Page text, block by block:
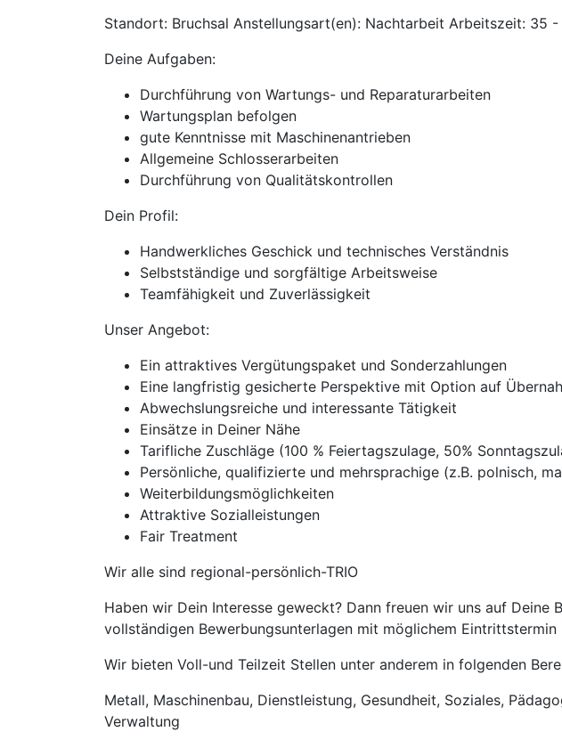
Standort: Bruchsal Anstellungsart(en): Nachtarbeit Arbeitszeit: 35
Deine Aufgaben:
Durchführung von Wartungs- und Reparaturarbeiten
Wartungsplan befolgen
gute Kenntnisse mit Maschinenantrieben
Allgemeine Schlosserarbeiten
Durchführung von Qualitätskontrollen
Dein Profil:
Handwerkliches Geschick und technisches Verständnis
Selbstständige und sorgfältige Arbeitsweise
Teamfähigkeit und Zuverlässigkeit
Unser Angebot:
Ein attraktives Vergütungspaket und Sonderzahlungen
Eine langfristig gesicherte Perspektive mit Option auf
Abwechslungsreiche und interessante Tätigkeit
Einsätze in Deiner Nähe
Tarifliche Zuschläge (100 % Feiertagszulage, 50%
Persönliche, qualifizierte und mehrsprachige (z.B. polnisch,
Weiterbildungsmöglichkeiten
Attraktive Sozialleistungen
Fair Treatment
Wir alle sind regional-persönlich-TRIO
Haben wir Dein Interesse geweckt? Dann freuen wir uns auf
vollständigen Bewerbungsunterlagen mit möglichem
Wir bieten Voll-und Teilzeit Stellen unter anderem in folgenden
Metall, Maschinenbau, Dienstleistung, Gesundheit, Soziales,
Verwaltung